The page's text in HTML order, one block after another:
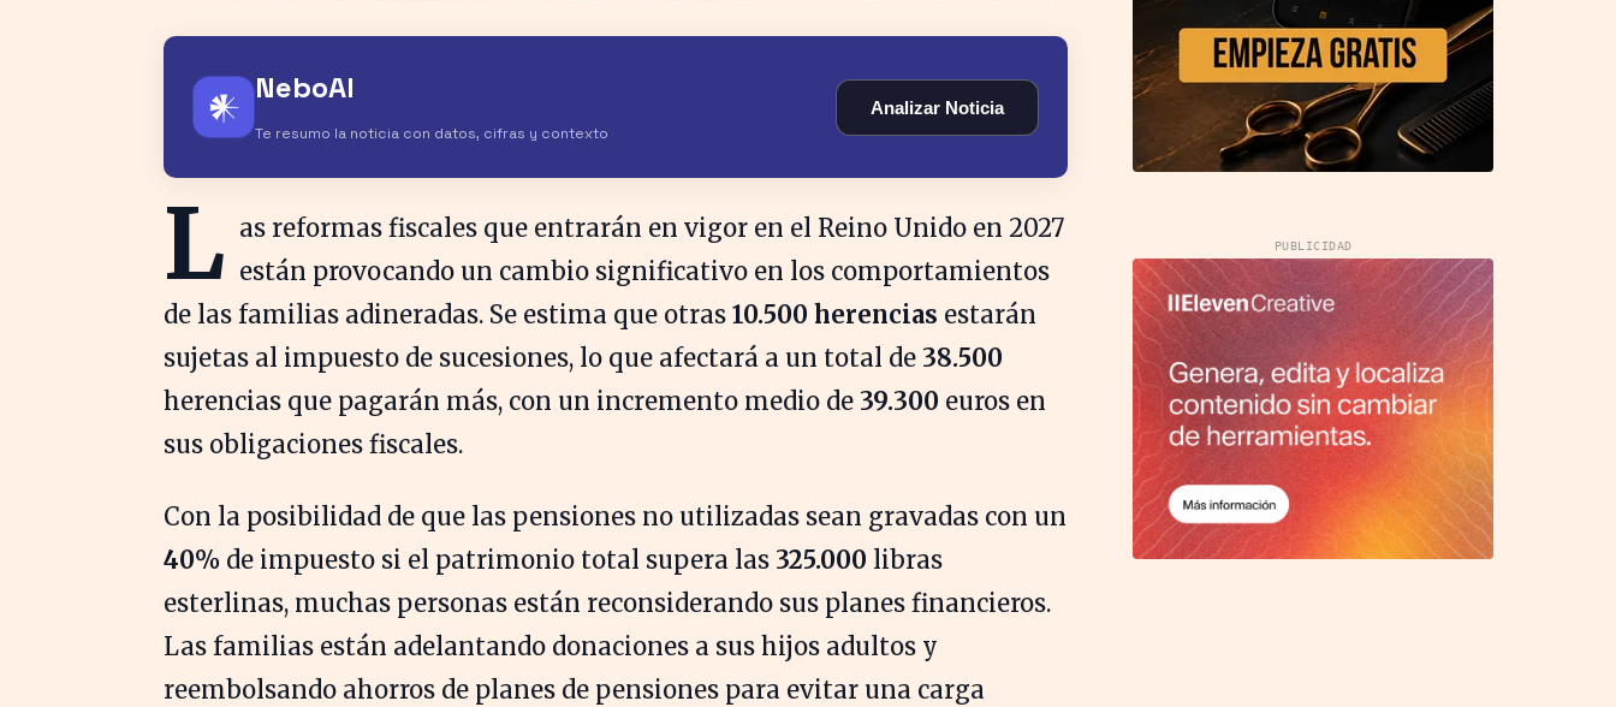
𒀭 NeboAI
Te resumo la noticia con datos, cifras y contexto
Analizar Noticia
L as reformas fiscales que entrarán en vigor en el Reino Unido en 2027
están provocando un cambio significativo en los comportamientos
de las familias adineradas. Se estima que otras 10.500 herencias estarán
sujetas al impuesto de sucesiones, lo que afectará a un total de 38.500
herencias que pagarán más, con un incremento medio de 39.300 euros en
sus obligaciones fiscales.
Con la posibilidad de que las pensiones no utilizadas sean gravadas con un
40% de impuesto si el patrimonio total supera las 325.000 libras
esterlinas, muchas personas están reconsiderando sus planes financieros.
Las familias están adelantando donaciones a sus hijos adultos y
reembolsando ahorros de planes de pensiones para evitar una carga
PUBLICIDAD